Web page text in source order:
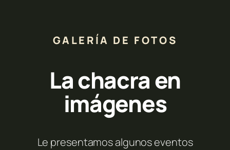
GALERÍA DE FOTOS
La chacra en
imágenes
Le presentamos algunos eventos